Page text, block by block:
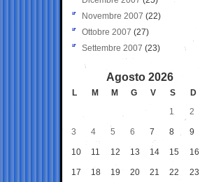
Novembre 2007 (22)
Ottobre 2007 (27)
Settembre 2007 (23)
Agosto 2026
L M M G V S
D
1
2
3 4 5 6 7 8 9
10 11 12 13 14 15 16
17 18 19 20 21 22 23